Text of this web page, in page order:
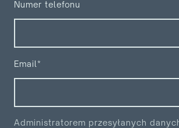
Numer telefonu
Email*
Administratorem przesyłanych